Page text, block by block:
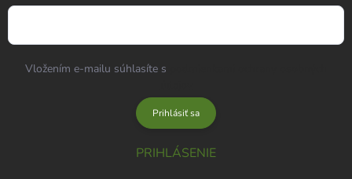
Vložením e-mailu súhlasíte s
Prihlásiť sa
PRIHLÁSENIE